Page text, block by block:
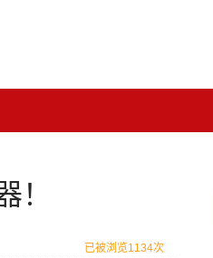
！
已被浏览1134次